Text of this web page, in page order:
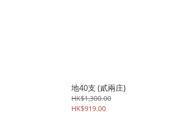
地40支 (貳兩庄)
HK$1,300.00
HK$919.00